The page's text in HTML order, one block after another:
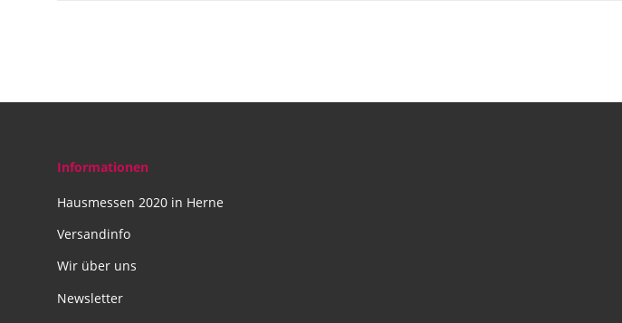
Informationen
Hausmessen 2020 in Herne
Versandinfo
Wir über uns
Newsletter